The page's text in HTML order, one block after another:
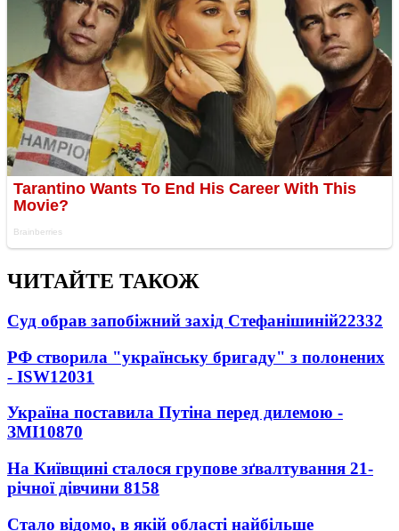
ЧИТАЙТЕ ТАКОЖ
Суд обрав запобіжний захід Стефанішиній22332
РФ створила "українську бригаду" з полонених
- ISW12031
Україна поставила Путіна перед дилемою -
ЗМІ10870
На Київщині сталося групове зґвалтування 21-
річної дівчини 8158
Стало відомо, в якій області найбільше